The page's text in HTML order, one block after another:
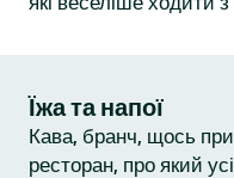
Їжа та напої
Кава, бранч, щось
ресторан, про який